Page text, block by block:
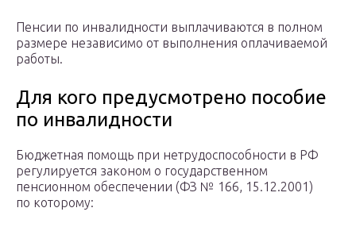
Пенсии по инвалидности выплачиваются в полном
размере независимо от выполнения оплачиваемой
работы.
Для кого предусмотрено пособие
по инвалидности
Бюджетная помощь при нетрудоспособности в РФ
регулируется законом о государственном
пенсионном обеспечении (ФЗ № 166, 15.12.2001)
по которому: